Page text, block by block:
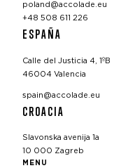
poland@accolade.eu
+48 508 611 226
ESPAÑA
Calle del Justicia 4, 1ºB
46004 Valencia
spain@accolade.eu
CROACIA
Slavonska avenija 1a
10 000 Zagreb
MENU